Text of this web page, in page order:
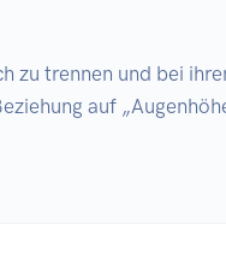
zu trennen und bei
auf